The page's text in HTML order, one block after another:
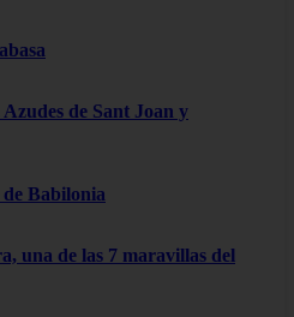
de Sant Joan y
de Babilonia
una de las 7 maravillas del